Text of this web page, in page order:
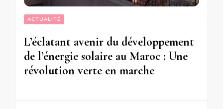
ACTUALITÉ
L’éclatant avenir du développement
de l’énergie solaire au Maroc : Une
révolution verte en marche